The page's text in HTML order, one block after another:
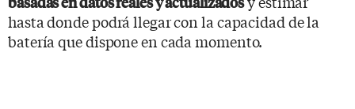
hasta donde podrá llegar con la capacidad de la
batería que dispone en cada momento.